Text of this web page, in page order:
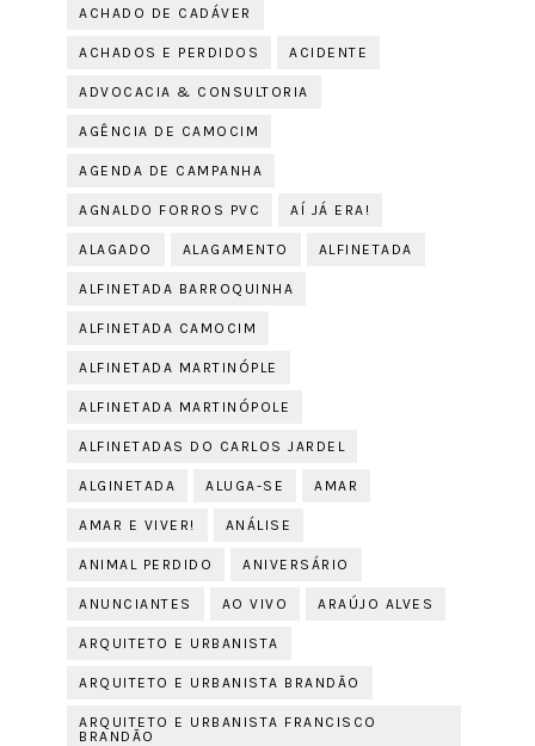
ACHADO DE CADÁVER
ACHADOS E PERDIDOS ACIDENTE
ADVOCACIA & CONSULTORIA
AGÊNCIA DE CAMOCIM
AGENDA DE CAMPANHA
AGNALDO FORROS PVC AÍ JÁ ERA!
ALAGADO ALAGAMENTO ALFINETADA
ALFINETADA BARROQUINHA
ALFINETADA CAMOCIM
ALFINETADA MARTINÓPLE
ALFINETADA MARTINÓPOLE
ALFINETADAS DO CARLOS JARDEL
ALGINETADA ALUGA-SE AMAR
AMAR E VIVER! ANÁLISE
ANIMAL PERDIDO ANIVERSÁRIO
ANUNCIANTES AO VIVO ARAÚJO ALVES
ARQUITETO E URBANISTA
ARQUITETO E URBANISTA BRANDÃO
ARQUITETO E URBANISTA FRANCISCO
BRANDÃO